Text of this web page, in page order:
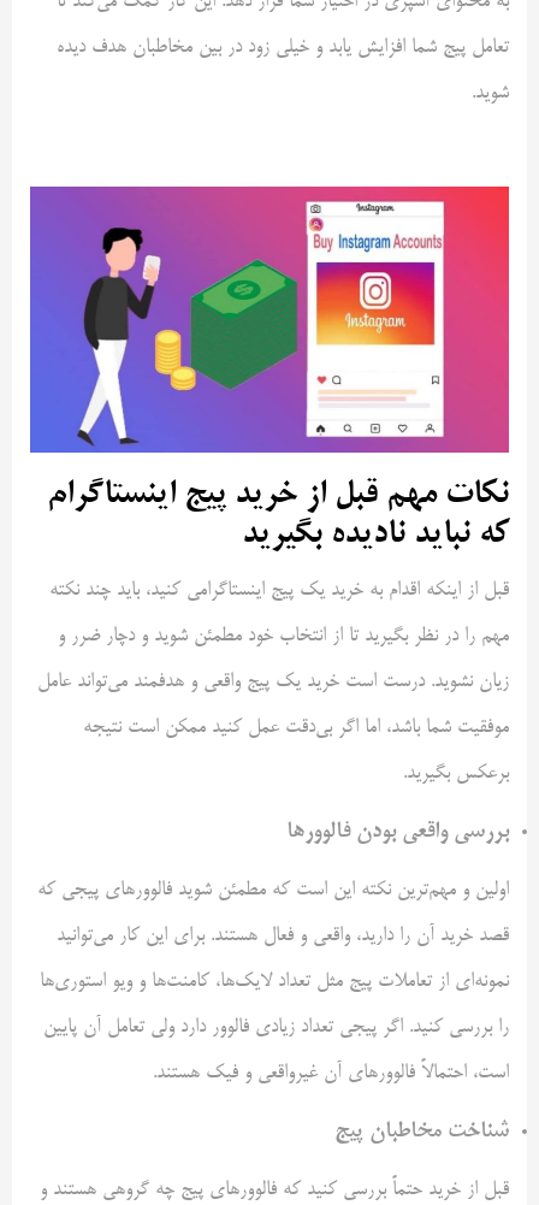
تعامل پیج شما افزایش یابد و خیلی زود در بین مخاطبان هدف دیده
شوید.
نکات مهم قبل از خرید پیج اینستاگرام
که نباید نادیده بگیرید
قبل از اینکه اقدام به خرید یک پیج اینستاگرامی کنید، باید چند نکته
مهم را در نظر بگیرید تا از انتخاب خود مطمئن شوید و دچار ضرر و
زیان نشوید. درست است خرید یک پیج واقعی و هدفمند می‌تواند عامل
موفقیت شما باشد، اما اگر بی‌دقت عمل کنید ممکن است نتیجه
برعکس بگیرید.
بررسی واقعی بودن فالوورها
اولین و مهم‌ترین نکته این است که مطمئن شوید فالوورهای پیجی که
قصد خرید آن را دارید، واقعی و فعال هستند. برای این کار می‌توانید
نمونه‌ای از تعاملات پیج مثل تعداد لایک‌ها، کامنت‌ها و ویو استوری‌ها
را بررسی کنید. اگر پیجی تعداد زیادی فالوور دارد ولی تعامل آن پایین
است، احتمالاً فالوورهای آن غیرواقعی و فیک هستند.
شناخت مخاطبان پیج
قبل از خرید حتماً بررسی کنید که فالوورهای پیج چه گروهی هستند و